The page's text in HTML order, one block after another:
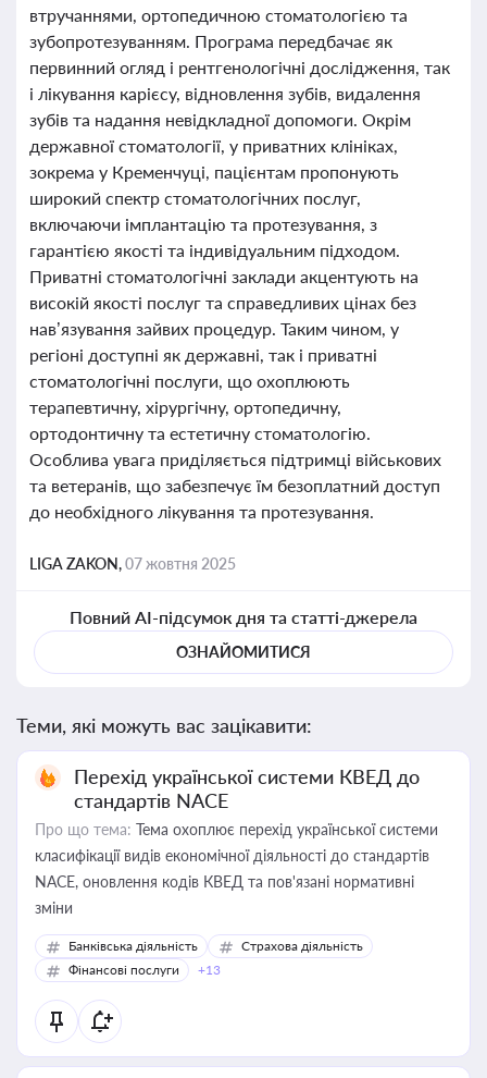
втручаннями, ортопедичною стоматологією та
зубопротезуванням. Програма передбачає як
первинний огляд і рентгенологічні дослідження, так
і лікування карієсу, відновлення зубів, видалення
зубів та надання невідкладної допомоги. Окрім
державної стоматології, у приватних клініках,
зокрема у Кременчуці, пацієнтам пропонують
широкий спектр стоматологічних послуг,
включаючи імплантацію та протезування, з
гарантією якості та індивідуальним підходом.
Приватні стоматологічні заклади акцентують на
високій якості послуг та справедливих цінах без
нав’язування зайвих процедур. Таким чином, у
регіоні доступні як державні, так і приватні
стоматологічні послуги, що охоплюють
терапевтичну, хірургічну, ортопедичну,
ортодонтичну та естетичну стоматологію.
Особлива увага приділяється підтримці військових
та ветеранів, що забезпечує їм безоплатний доступ
до необхідного лікування та протезування.
LIGA ZAKON,07 жовтня 2025
Повний AI-підсумок дня та статті-джерела
ОЗНАЙОМИТИСЯ
Теми, які можуть вас зацікавити:
Перехід української системи КВЕД до
стандартів NACE
Про що тема: Тема охоплює перехід української системи
класифікації видів економічної діяльності до стандартів
NACE, оновлення кодів КВЕД та пов'язані нормативні
зміни
Банківська діяльність
Страхова діяльність
Фінансові послуги
+13